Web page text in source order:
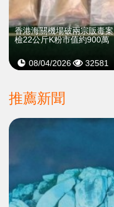
香港海關機場破兩宗販毒案
檢22公斤K粉市值約900萬
08/04/2026 32581
推薦新聞